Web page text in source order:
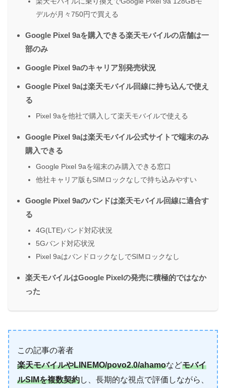
デルが月々750円で買える
Google Pixel 9aを購入できる楽天モバイルの店舗は一
部のみ
Google Pixel 9aのキャリア別発売状況
Google Pixel 9aは楽天モバイル回線に持ち込んで使え
る
Pixel 9aを他社で購入して楽天モバイルで使える
Google Pixel 9aは楽天モバイル公式サイトで端末のみ
購入できる
Google Pixel 9aを端末のみ購入できる窓口
他社キャリア版もSIMロックなしで持ち込みやすい
Google Pixel 9aのバンドは楽天モバイル回線に適合す
る
4G(LTE)バンド対応状況
5Gバンド対応状況
Pixel 9aはバンドロックなしでSIMロックなし
楽天モバイルはGoogle Pixelの発売に積極的ではなか
った
この記事の著者
楽天モバイルやLINEMO/povo2.0/ahamoなどモバイ
ルSIMを複数契約し、長期的な視点で評価しながら、